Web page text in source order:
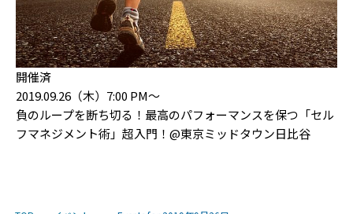
開催済
2019.09.26（木）7:00 PM〜
負のループを断ち切る！最高のパフォーマンスを保つ「セル
フマネジメント術」超入門！@東京ミッドタウン日比谷